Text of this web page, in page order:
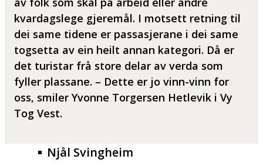
kvardagslege gjeremål. I motsett retning til
dei same tidene er passasjerane i dei same
togsetta av ein heilt annan kategori. Då er
det turistar frå store delar av verda som
fyller plassane. – Dette er jo vinn-vinn for
oss, smiler Yvonne Torgersen Hetlevik i Vy
Tog Vest.
Njål Svingheim